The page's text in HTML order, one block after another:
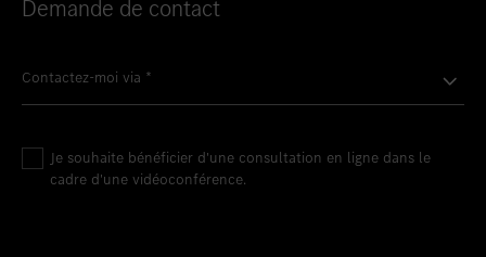
Demande de contact
Contactez-moi via *
Je souhaite bénéficier d'une consultation en ligne dans le
cadre d'une vidéoconférence.